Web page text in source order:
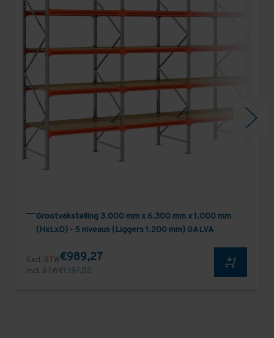
Grootvakstelling 3.000 mm x 6.300 mm x 1.000 mm
(HxLxD) - 5 niveaus (Liggers 1.200 mm) GALVA
Excl. BTW€989,27
Incl. BTW€1.197,02